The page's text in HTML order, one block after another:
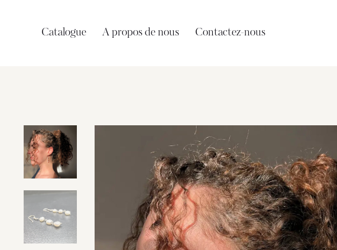
Catalogue A propos de nous Contactez-nous